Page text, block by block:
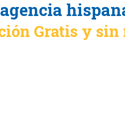
Gratis y